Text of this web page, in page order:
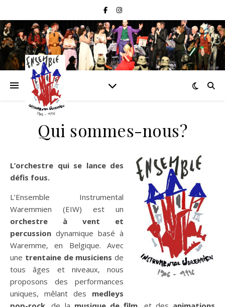
Qui sommes-nous?
L’orchestre qui se lance des
défis fous.
L’Ensemble Instrumental
Waremmien (EIW) est un
orchestre à vent et
percussion dynamique basé à
Waremme, en Belgique. Avec
une trentaine de musiciens de
tous âges et niveaux, nous
proposons des performances
uniques, mêlant des medleys